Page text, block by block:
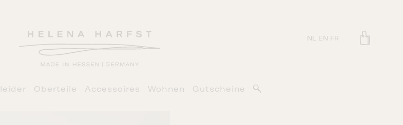
NL EN FR
Oberteile Accessoires Wohnen Gutscheine